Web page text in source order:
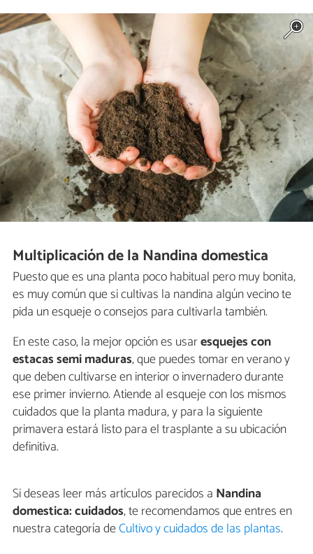
Multiplicación de la Nandina domestica
Puesto que es una planta poco habitual pero muy bonita,
es muy común que si cultivas la nandina algún vecino te
pida un esqueje o consejos para cultivarla también.
En este caso, la mejor opción es usaresquejes con
estacas semi maduras, que puedes tomar en verano y
que deben cultivarse en interior o invernadero durante
ese primer invierno. Atiende al esqueje con los mismos
cuidados que la planta madura, y para la siguiente
primavera estará listo para el trasplante a su ubicación
definitiva.
Si deseas leer más artículos parecidos a Nandina
domestica: cuidados, te recomendamos que entres en
nuestra categoría deCultivo y cuidados de las plantas.